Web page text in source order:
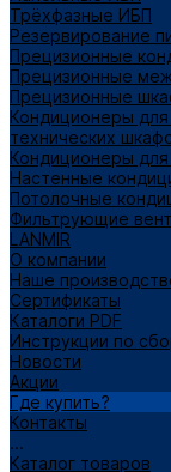
Трёхфазные ИБП
Резервирование
Прецизионные
Прецизионные
Прецизионные
Кондиционеры
технических
Кондиционеры
Настенные
Потолочные
Фильтрующие
LANMIR
О компании
Наше
Сертификаты
Каталоги PDF
Инструкции по
Новости
Акции
Где купить?
Контакты
...
Каталог товаров